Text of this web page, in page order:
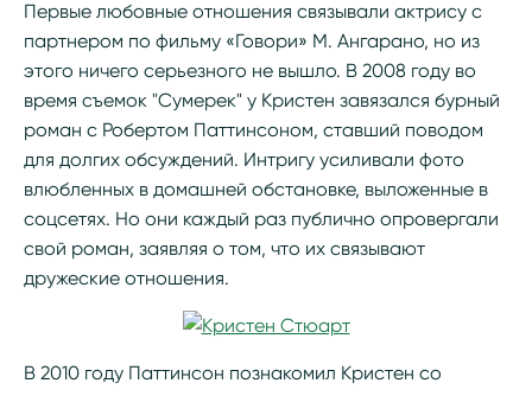
Первые любовные отношения связывали актрису с
партнером по фильму «Говори» М. Ангарано, но из
этого ничего серьезного не вышло. В 2008 году во
время съемок "Сумерек" у Кристен завязался бурный
роман с Робертом Паттинсоном, ставший поводом
для долгих обсуждений. Интригу усиливали фото
влюбленных в домашней обстановке, выложенные в
соцсетях. Но они каждый раз публично опровергали
свой роман, заявляя о том, что их связывают
дружеские отношения.
В 2010 году Паттинсон познакомил Кристен со